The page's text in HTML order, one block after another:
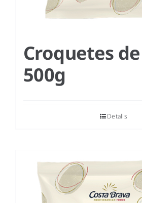
Croquetes
500g
Detalls